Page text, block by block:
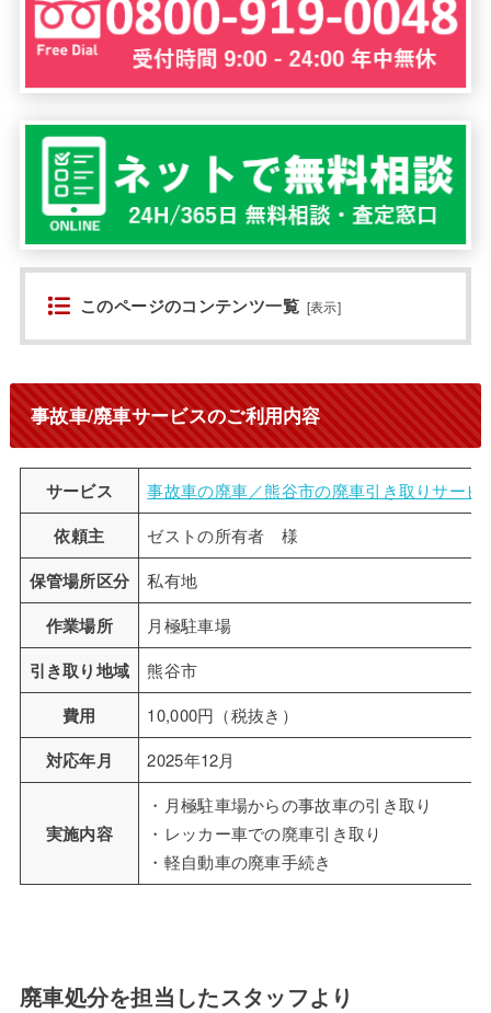
このページのコンテンツ一覧 [表示]
事故車/廃車サービスのご利用内容
サービス 事故車の廃車／熊谷市の廃車引き取りサービ
依頼主 ゼストの所有者 様
保管場所区分 私有地
作業場所 月極駐車場
引き取り地域 熊谷市
費用 10,000円（税抜き）
対応年月 2025年12月
実施内容
・月極駐車場からの事故車の引き取り
・レッカー車での廃車引き取り
・軽自動車の廃車手続き
廃車処分を担当したスタッフより